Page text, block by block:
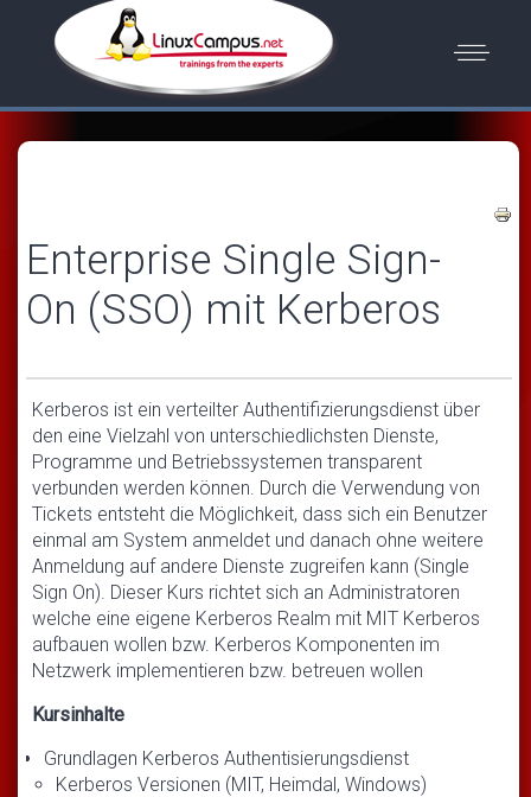
Enterprise Single Sign-
On (SSO) mit Kerberos
Kerberos ist ein verteilter Authentifizierungsdienst über
den eine Vielzahl von unterschiedlichsten Dienste,
Programme und Betriebssystemen transparent
verbunden werden können. Durch die Verwendung von
Tickets entsteht die Möglichkeit, dass sich ein Benutzer
einmal am System anmeldet und danach ohne weitere
Anmeldung auf andere Dienste zugreifen kann (Single
Sign On). Dieser Kurs richtet sich an Administratoren
welche eine eigene Kerberos Realm mit MIT Kerberos
aufbauen wollen bzw. Kerberos Komponenten im
Netzwerk implementieren bzw. betreuen wollen
Kursinhalte
Grundlagen Kerberos Authentisierungsdienst
Kerberos Versionen (MIT, Heimdal, Windows)